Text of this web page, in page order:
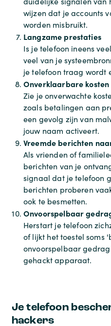
wijzen dat je accounts
worden misbruikt.
Langzame prestaties
Is je telefoon ineens
veel van je
je telefoon traag wordt
Onverklaarbare kosten
Zie je onverwachte
zoals betalingen aan
een gevolg zijn van
jouw naam activeert.
Vreemde berichten
Als vrienden of
berichten van je
signaal dat je telefoon
berichten proberen
ook te besmetten.
Onvoorspelbaar
Herstart je telefoon
of lijkt het toestel soms
onvoorspelbaar
gehackt apparaat.
Je telefoon
hackers